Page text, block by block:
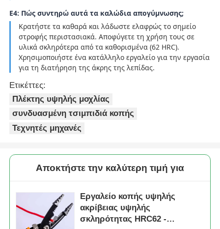
Ε4: Πώς συντηρώ αυτά τα καλώδια απογύμνωσης;
Κρατήστε τα καθαρά και λάδωστε ελαφρώς το σημείο
στροφής περιστασιακά. Αποφύγετε τη χρήση τους σε
υλικά σκληρότερα από τα καθορισμένα (62 HRC).
Χρησιμοποιήστε ένα κατάλληλο εργαλείο για την εργασία
για τη διατήρηση της άκρης της λεπίδας.
Ετικέττες:
Πλέκτης υψηλής μοχλίας
συνδυασμένη τσιμπιδιά κοπής
Τεχνητές μηχανές
Αποκτήστε την καλύτερη τιμή για
Εργαλείο κοπής υψηλής
ακρίβειας υψηλής
σκληρότητας HRC62 -